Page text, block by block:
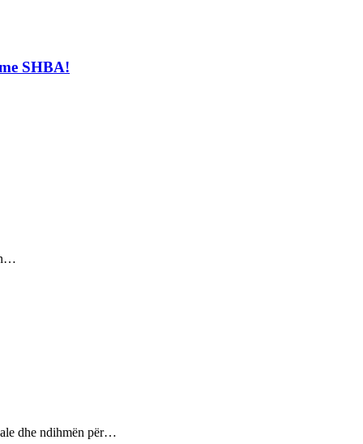
SHBA!
dhe ndihmën për…